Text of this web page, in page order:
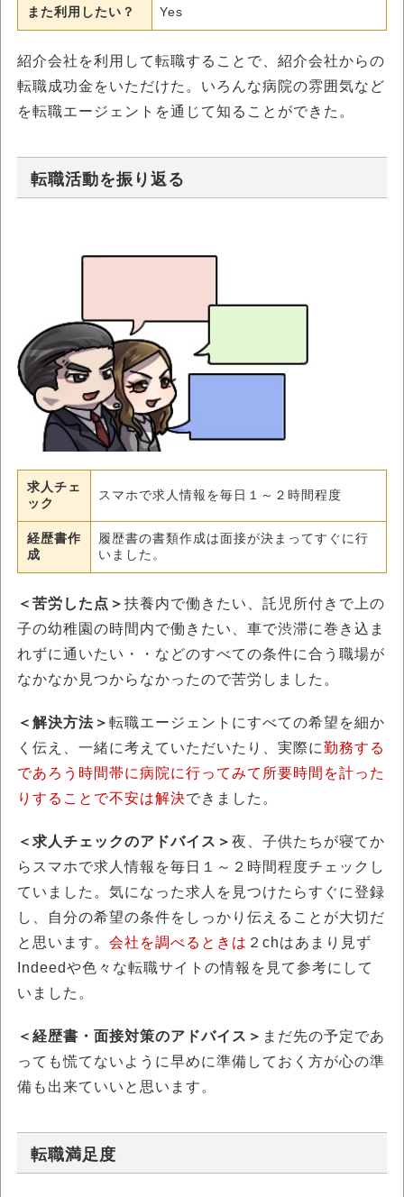
また利用したい？ Yes
紹介会社を利用して転職することで、紹介会社からの
転職成功金をいただけた。いろんな病院の雰囲気など
を転職エージェントを通じて知ることができた。
転職活動を振り返る
求人チェ
ック
スマホで求人情報を毎日１～２時間程度
経歴書作
成
履歴書の書類作成は面接が決まってすぐに行
いました。
＜苦労した点＞ 扶養内で働きたい、託児所付きで上の
子の幼稚園の時間内で働きたい、車で渋滞に巻き込ま
れずに通いたい・・などのすべての条件に合う職場が
なかなか見つからなかったので苦労しました。
＜解決方法＞ 転職エージェントにすべての希望を細か
く伝え、一緒に考えていただいたり、実際に勤務する
であろう時間帯に病院に行ってみて所要時間を計った
りすることで不安は解決できました。
＜求人チェックのアドバイス＞ 夜、子供たちが寝てか
らスマホで求人情報を毎日１～２時間程度チェックし
ていました。気になった求人を見つけたらすぐに登録
し、自分の希望の条件をしっかり伝えることが大切だ
と思います。 会社を調べるときは ２chはあまり見ず
Indeedや色々な転職サイトの情報を見て参考にして
いました。
＜経歴書・面接対策のアドバイス＞ まだ先の予定であ
っても慌てないように早めに準備しておく方が心の準
備も出来ていいと思います。
転職満足度